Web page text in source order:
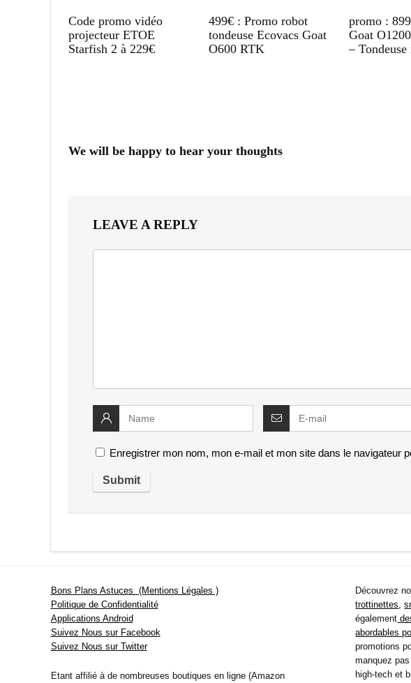
Code promo vidéo
projecteur ETOE
Starfish 2 à 229€
499€ : Promo robot
tondeuse Ecovacs Goat
O600 RTK
promo :
Goat
– Tondeuse
We will be happy to hear your thoughts
LEAVE A REPLY
Enregistrer mon nom, mon e-mail et mon site dans le navigateur
Bons Plans Astuces (Mentions Légales )
Politique de Confidentialité
Applications Android
Suivez Nous sur Facebook
Suivez Nous sur Twitter
Etant affilié à de nombreuses boutiques en ligne (Amazon
Découvrez
trottinettes ,
également
abordables
promotions
manquez
high-tech et